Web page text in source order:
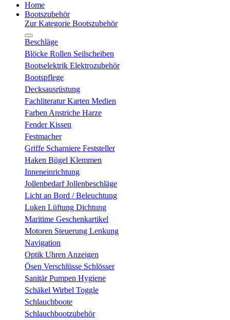
Home
Bootszubehör
Zur Kategorie Bootszubehör
Beschläge
Blöcke Rollen Seilscheiben
Bootselektrik Elektrozubehör
Bootspflege
Decksausrüstung
Fachliteratur Karten Medien
Farben Anstriche Harze
Fender Kissen
Festmacher
Griffe Scharniere Feststeller
Haken Bügel Klemmen
Inneneinrichtung
Jollenbedarf Jollenbeschläge
Licht an Bord / Beleuchtung
Luken Lüftung Dichtung
Maritime Geschenkartikel
Motoren Steuerung Lenkung
Navigation
Optik Uhren Anzeigen
Ösen Verschlüsse Schlösser
Sanitär Pumpen Hygiene
Schäkel Wirbel Toggle
Schlauchboote
Schlauchbootzubehör